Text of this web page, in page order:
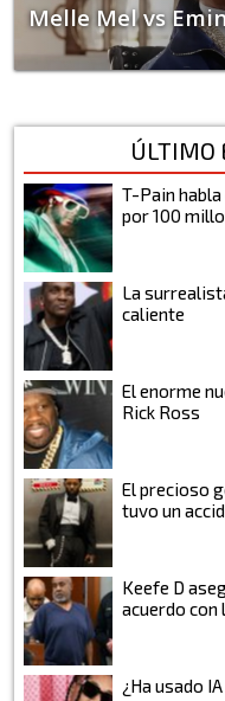
Melle Mel vs
ÚLTIMO
T-Pain
por 100
La
caliente
El enorme
Rick Ross
El precioso
tuvo un
Keefe D
acuerdo con
¿Ha usado